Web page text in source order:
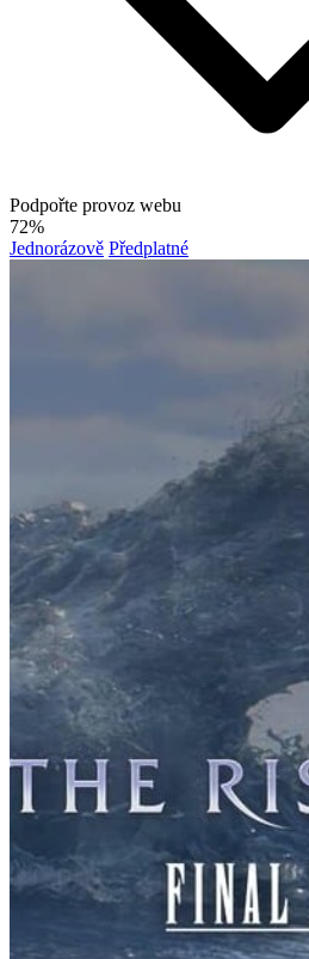
Podpořte provoz webu
72%
Jednorázově Předplatné